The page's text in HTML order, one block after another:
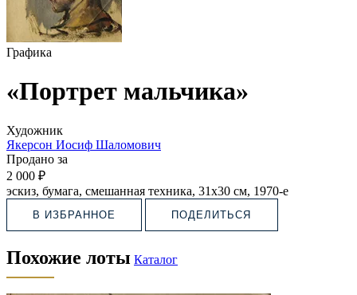
Графика
«Портрет мальчика»
Художник
Якерсон Иосиф Шаломович
Продано за
2 000 ₽
эскиз, бумага, смешанная техника, 31х30 см, 1970-е
В ИЗБРАННОЕ ПОДЕЛИТЬСЯ
Похожие лоты Каталог